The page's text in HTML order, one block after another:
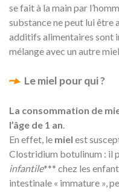
se fait à la main par
substance ne peut lui être
additifs alimentaires sont
mélange avec un autre
Le miel pour qui ?
La consommation de
l’âge de 1 an
En effet, le miel est
Clostridium botulinum : il
infantile*** chez les
intestinale « immature »,